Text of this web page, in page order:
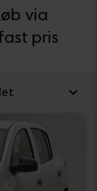
via
pris